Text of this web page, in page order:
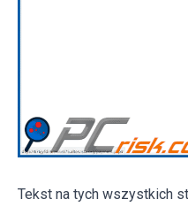
Tekst na tych wszystkich